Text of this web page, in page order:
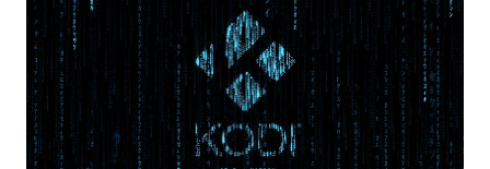
Disabled OS Mode Selection -> UEFI and CSM OS (Essa
opção garante boot com Win e Linux) Boot > Boot Priority
Order USB HDD: SATA CD: SATA HDD: Essa ordem de boot
vai garantir que ele tente primeiro o boot pela USB, depois
pelo CD e por último no HD. Apenas as opções acima são